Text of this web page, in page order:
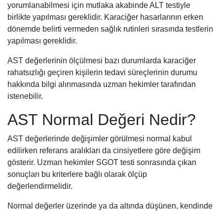
yorumlanabilmesi için mutlaka akabinde ALT testiyle
birlikte yapılması gereklidir. Karaciğer hasarlarının erken
dönemde belirti vermeden sağlık rutinleri sırasında testlerin
yapılması gereklidir.
AST değerlerinin ölçülmesi bazı durumlarda karaciğer
rahatsızlığı geçiren kişilerin tedavi süreçlerinin durumu
hakkında bilgi alınmasında uzman hekimler tarafından
istenebilir.
AST Normal Değeri Nedir?
AST değerlerinde değişimler görülmesi normal kabul
edilirken referans aralıkları da cinsiyetlere göre değişim
gösterir. Uzman hekimler SGOT testi sonrasında çıkan
sonuçları bu kriterlere bağlı olarak ölçüp
değerlendirmelidir.
Normal değerler üzerinde ya da altında düşünen, kendinde